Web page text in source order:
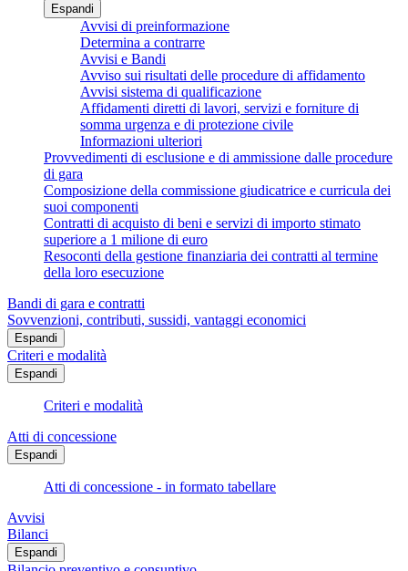
Espandi
Avvisi di preinformazione
Determina a contrarre
Avvisi e Bandi
Avviso sui risultati delle procedure di affidamento
Avvisi sistema di qualificazione
Affidamenti diretti di lavori, servizi e forniture di
somma urgenza e di protezione civile
Informazioni ulteriori
Provvedimenti di esclusione e di ammissione dalle procedure
di gara
Composizione della commissione giudicatrice e curricula dei
suoi componenti
Contratti di acquisto di beni e servizi di importo stimato
superiore a 1 milione di euro
Resoconti della gestione finanziaria dei contratti al termine
della loro esecuzione
Bandi di gara e contratti
Sovvenzioni, contributi, sussidi, vantaggi economici
Espandi
Criteri e modalità
Espandi
Criteri e modalità
Atti di concessione
Espandi
Atti di concessione - in formato tabellare
Avvisi
Bilanci
Espandi